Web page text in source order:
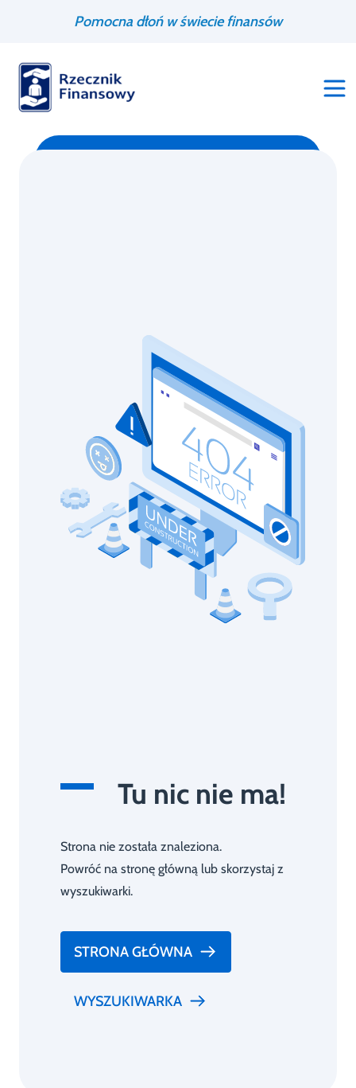
Pomocna dłoń w świecie finansów
Tu nic nie ma!
Strona nie została znaleziona.
Powróć na stronę główną lub skorzystaj z
wyszukiwarki.
STRONA GŁÓWNA
WYSZUKIWARKA